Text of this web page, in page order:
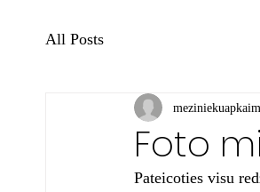
All Posts
Foto
Pateicoties visu